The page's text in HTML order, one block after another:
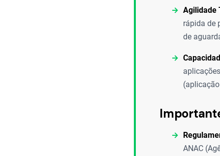
Agilidade
rápida de
de
ANAC